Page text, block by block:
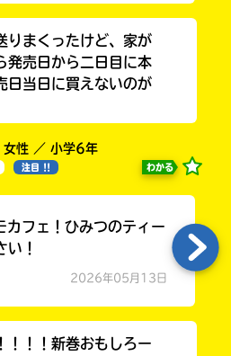
りまくったけど、家が
発売日から二日目に本
日当日に買えないのが
女性 ／ 小学6年
注目 !! わかる
フェ！ひみつのティー
い！
2026年05月13日
！！！新巻おもしろー